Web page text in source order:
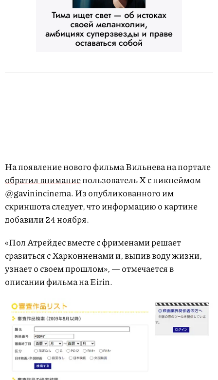
На появление нового фильма Вильнева на портале
обратил вниманиепользователь X с никнеймом
@gavinincinema. Из опубликованного им
скриншота следует, что информацию о картине
добавили 24 ноября.
«Пол Атрейдес вместе с фрименами решает
сразиться с Харконненами и, выпив воду жизни,
узнает о своем прошлом», — отмечается в
описании фильма на Eirin.